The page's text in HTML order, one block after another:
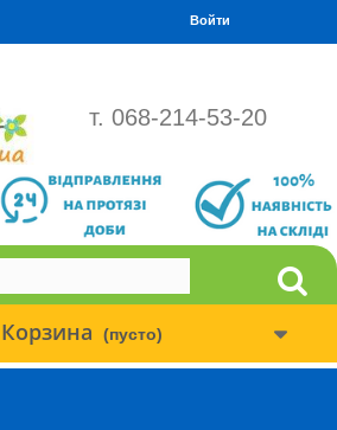
Войти
т. 068-214-53-20
Корзина (пусто)